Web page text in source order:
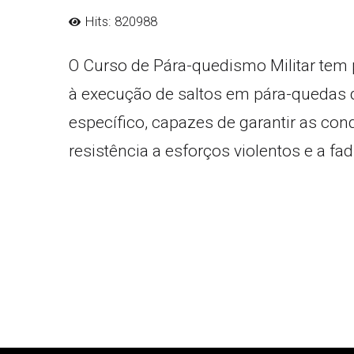
Hits: 820988
O Curso de Pára-quedismo Militar
à execução de saltos em pára-
específico, capazes de garantir as
resistência a esforços violentos e a